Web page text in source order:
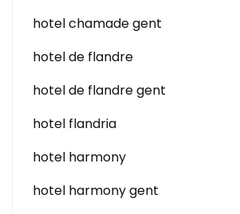
hotel chamade gent
hotel de flandre
hotel de flandre gent
hotel flandria
hotel harmony
hotel harmony gent